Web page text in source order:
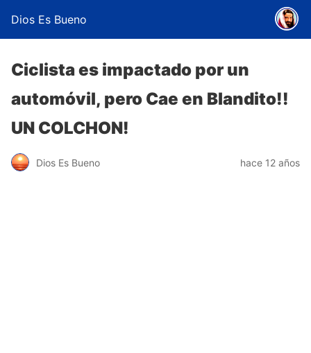
Dios Es Bueno
Ciclista es impactado por un
automóvil, pero Cae en Blandito!!
UN COLCHON!
Dios Es Bueno hace 12 años